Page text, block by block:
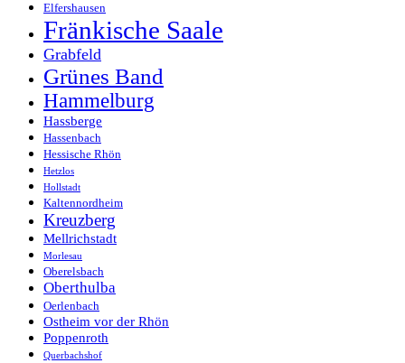
Elfershausen
Fränkische Saale
Grabfeld
Grünes Band
Hammelburg
Hassberge
Hassenbach
Hessische Rhön
Hetzlos
Hollstadt
Kaltennordheim
Kreuzberg
Mellrichstadt
Morlesau
Oberelsbach
Oberthulba
Oerlenbach
Ostheim vor der Rhön
Poppenroth
Querbachshof